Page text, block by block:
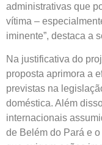
administrativas que
vítima –
iminente”, destaca a
Na justificativa do
proposta aprimora a
previstas na
doméstica. Além
internacionais
de Belém do Pará e